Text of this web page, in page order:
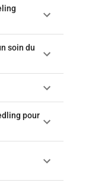
soin du
pour